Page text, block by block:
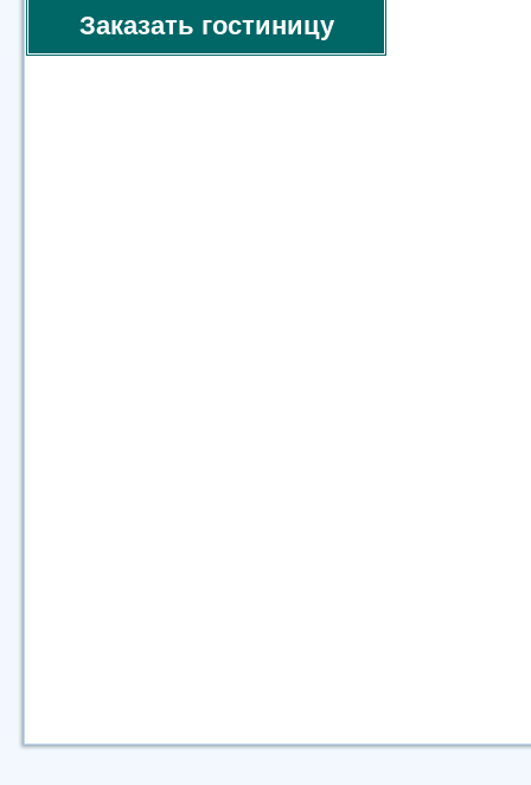
Заказать гостиницу